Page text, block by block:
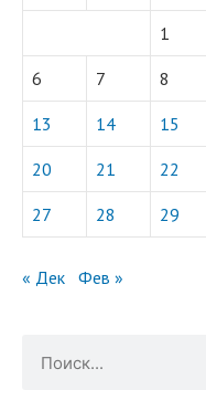
1
6 7 8
13 14 15
20 21 22
27 28 29
« Дек Фев »